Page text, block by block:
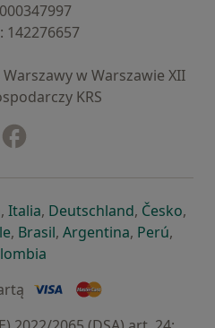
⁠142276657
w Warszawie XII
KRS
karcie
w nowej karcie
otwiera się w nowej karcie
, Italiaotwiera się w nowej
, Deutschlandotwiera się
, Česko,
nowej karcie
się w nowej karcie
otwiera się w nowej karcie
, Brasilotwiera się w nowej
, Argentinaotwiera się
, Perú,